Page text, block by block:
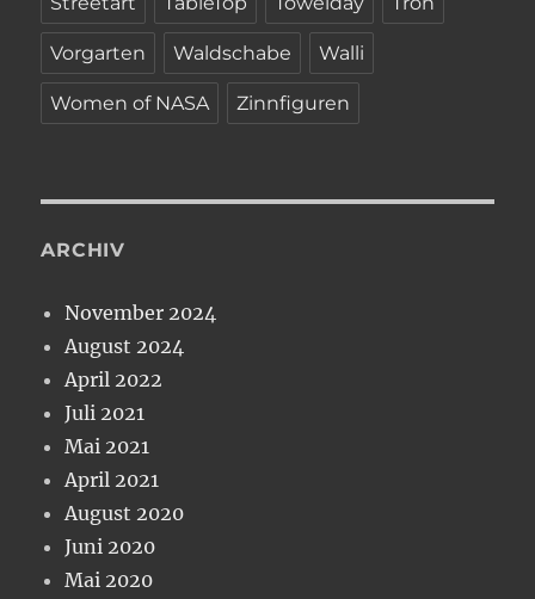
Vorgarten Waldschabe Walli
Women of NASA Zinnfiguren
ARCHIV
November 2024
August 2024
April 2022
Juli 2021
Mai 2021
April 2021
August 2020
Juni 2020
Mai 2020